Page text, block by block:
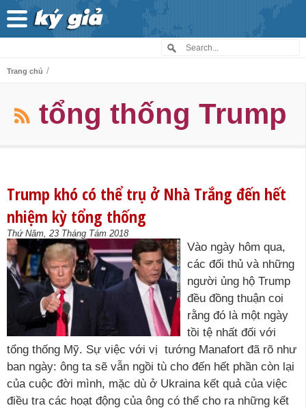
Trang chủ /
tổng thống Trump
Trump khó có thể trụ ở Nhà Trắng đến hết
nhiệm kỳ tổng thống
Thứ Năm, 23 Tháng Tám 2018
Vào ngày hôm qua,
các đối thủ và những
người ủng hộ Trump
đều đồng thuận coi
rằng đó là một ngày
tồi tệ nhất đối với
tổng thống Mỹ. Sự việc với vị tướng Manafort đã rõ như
ban ngày: ông ta sẽ vẫn ngồi tù cho đến hết phần còn lại
của cuộc đời mình, mặc dù ở Ukraina kết quả của việc
điều tra các hoạt động của ông có thể cho ra những kết